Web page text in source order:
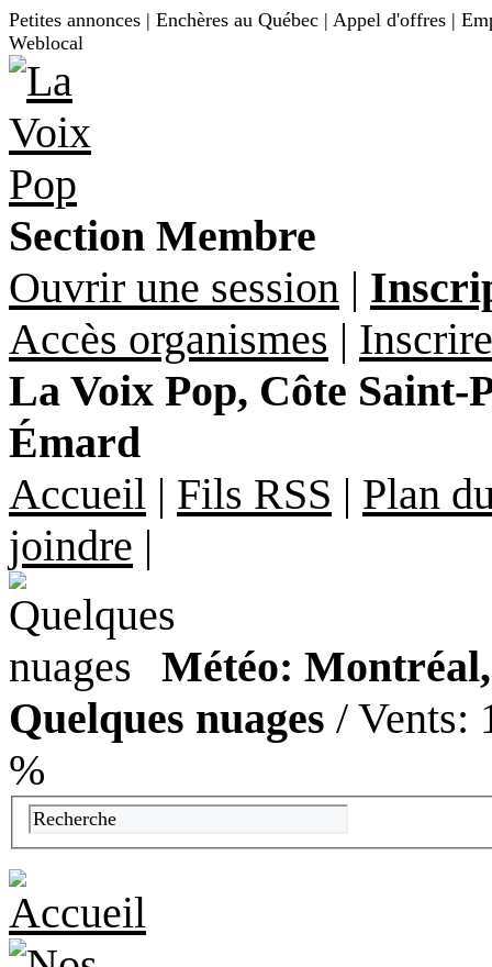
Petites annonces | Enchères au Québec | Appel d'offres |
Weblocal
Section Membre
Ouvrir une session |
Accès organismes |
La Voix Pop, Côte
Émard
Accueil | Fils RSS | Plan
joindre |
Météo:
Quelques nuages / Vents:
%